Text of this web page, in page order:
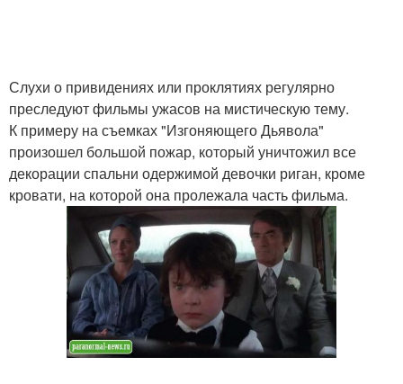
Слухи о привидениях или проклятиях регулярно
преследуют фильмы ужасов на мистическую тему.
К примеру на съемках "Изгоняющего Дьявола"
произошел большой пожар, который уничтожил все
декорации спальни одержимой девочки риган, кроме
кровати, на которой она пролежала часть фильма.